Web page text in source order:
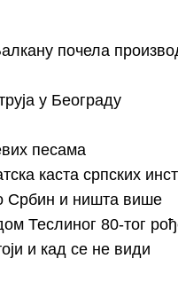
почела
у Београду
песама
каста српских
Србин и ништа више
Теслиног 80-тог
и кад се не види